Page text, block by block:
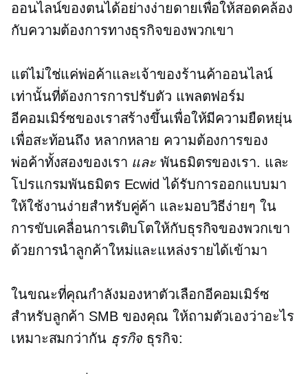
ออนไลน์ของตนได้อย่างง่ายดายเพื่อให้สอดคล้อง
กับความต้องการทางธุรกิจของพวกเขา
แต่ไม่ใช่แค่พ่อค้าและเจ้าของร้านค้าออนไลน์
เท่านั้นที่ต้องการการปรับตัว แพลตฟอร์ม
อีคอมเมิร์ซของเราสร้างขึ้นเพื่อให้มีความยืดหยุ่น
เพื่อสะท้อนถึง หลากหลาย ความต้องการของ
พ่อค้าทั้งสองของเรา และ พันธมิตรของเรา. และ
โปรแกรมพันธมิตร Ecwid ได้รับการออกแบบมา
ให้ใช้งานง่ายสำหรับคู่ค้า และมอบวิธีง่ายๆ ใน
การขับเคลื่อนการเติบโตให้กับธุรกิจของพวกเขา
ด้วยการนำลูกค้าใหม่และแหล่งรายได้เข้ามา
ในขณะที่คุณกำลังมองหาตัวเลือกอีคอมเมิร์ซ
สำหรับลูกค้า SMB ของคุณ ให้ถามตัวเองว่าอะไร
เหมาะสมกว่ากัน ธุรกิจ ธุรกิจ: